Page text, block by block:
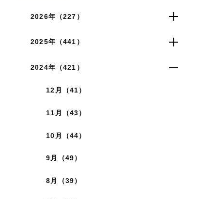
2026年（227）
2025年（441）
2024年（421）
12月（41）
11月（43）
10月（44）
9月（49）
8月（39）